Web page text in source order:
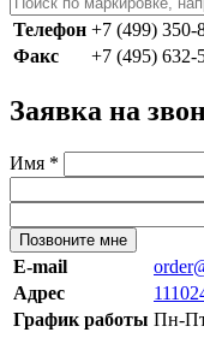
Телефон +7 (499) 350-
Факс
+7 (495) 632-
Заявка на
Имя *
Позвоните мне
E-mail
Адрес
График работы Пн-